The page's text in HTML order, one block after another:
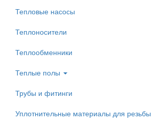
Тепловые насосы
Теплоносители
Теплообменники
Теплые полы
Трубы и фитинги
Уплотнительные материалы для резьбы